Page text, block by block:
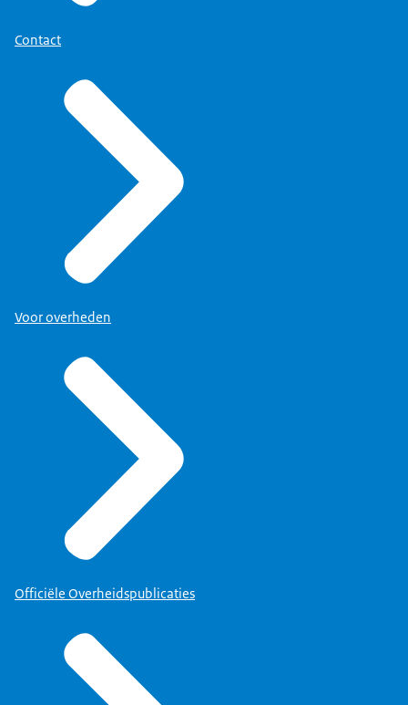
Contact
Voor overheden
Officiële Overheidspublicaties